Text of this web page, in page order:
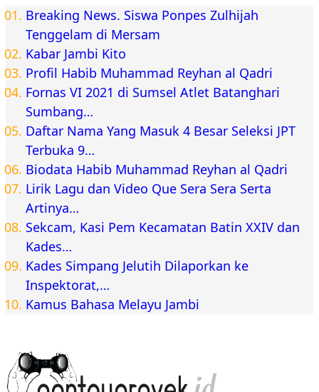
Breaking News. Siswa Ponpes Zulhijah
Tenggelam di Mersam
Kabar Jambi Kito
Profil Habib Muhammad Reyhan al Qadri
Fornas VI 2021 di Sumsel Atlet Batanghari
Sumbang…
Daftar Nama Yang Masuk 4 Besar Seleksi JPT
Terbuka 9…
Biodata Habib Muhammad Reyhan al Qadri
Lirik Lagu dan Video Que Sera Sera Serta
Artinya…
Sekcam, Kasi Pem Kecamatan Batin XXIV dan
Kades…
Kades Simpang Jelutih Dilaporkan ke
Inspektorat,…
Kamus Bahasa Melayu Jambi